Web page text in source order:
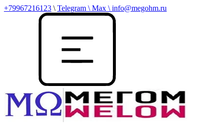
+79967216123 \ Telegram \ Max \ info@megohm.ru